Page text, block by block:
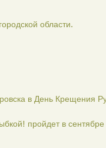
области.
в День Крещения
пройдет в сентябре